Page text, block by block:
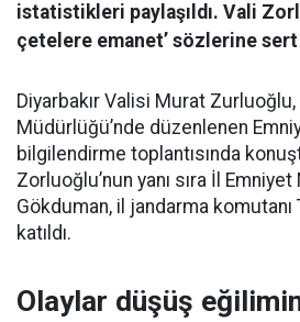
istatistikleri paylaşıldı. Vali
çetelere emanet’ sözlerine
Diyarbakır Valisi Murat Zurluoğlu,
Müdürlüğü’nde düzenlenen
bilgilendirme toplantısında
Zorluoğlu’nun yanı sıra İl
Gökduman, il jandarma komutanı
katıldı.
Olaylar düşüş